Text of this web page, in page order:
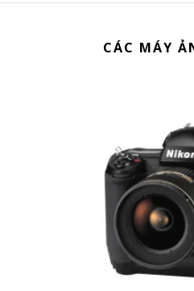
CÁC MÁY